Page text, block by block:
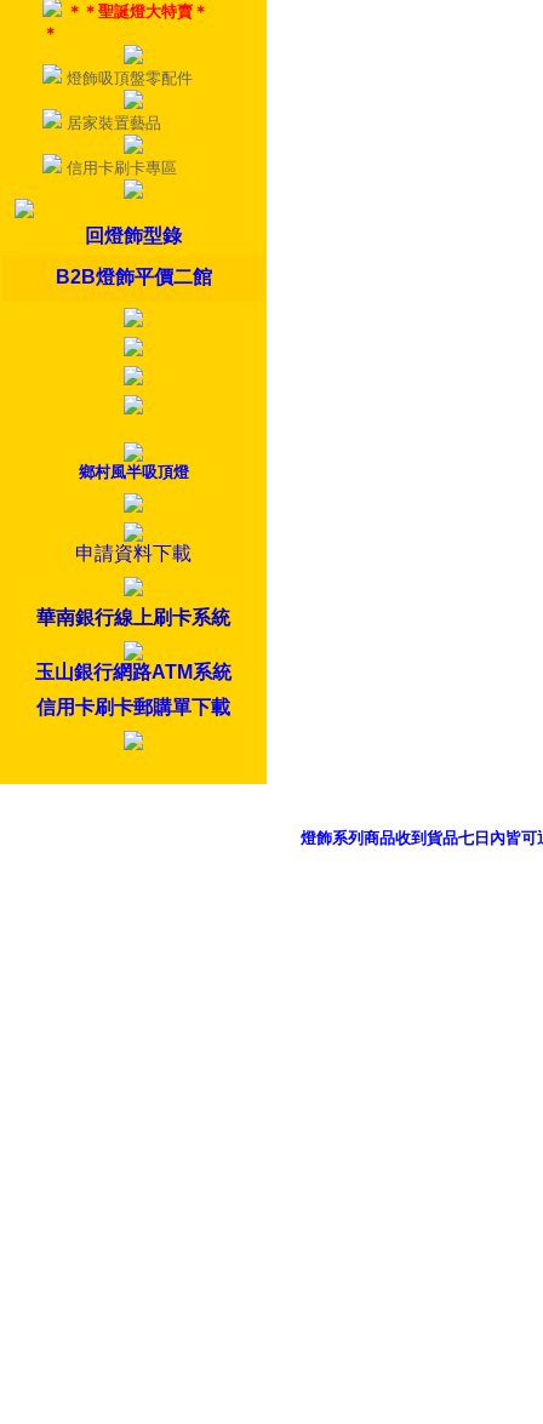
＊＊聖誕燈大特賣＊
＊
燈飾吸頂盤零配件
居家裝置藝品
信用卡刷卡專區
回燈飾型錄
B2B燈飾平價二館
鄉村風半吸頂燈
申請資料下載
華南銀行線上刷卡系統
玉山銀行網路ATM系統
信用卡刷卡郵購單下載
燈飾系列商品收到貨品七日內皆